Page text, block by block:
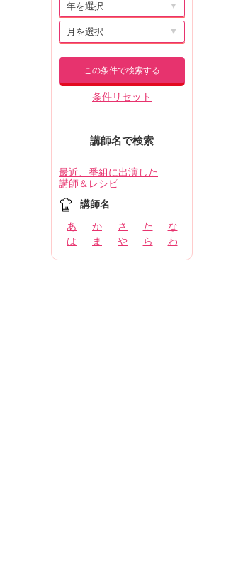
▼
▼
この条件で検索する
条件リセット
講師名で検索
最近、番組に出演した
講師＆レシピ
講師名
あ か さ た
な
は
ま や ら わ